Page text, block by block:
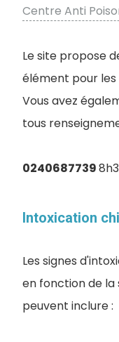
Centre Anti
Le site propose
élément pour
Vous avez
tous
0240687739
Intoxication
Les signes
en fonction de la
peuvent inclure :